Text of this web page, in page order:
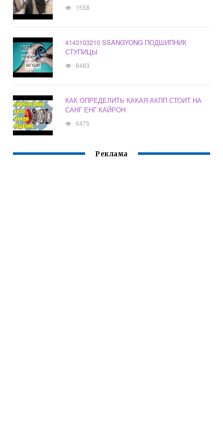
1558
4143103210 SSANGYONG ПОДШИПНИК
СТУПИЦЫ
8483
КАК ОПРЕДЕЛИТЬ КАКАЯ АКПП СТОИТ НА
САНГ ЕНГ КАЙРОН
6475
Реклама